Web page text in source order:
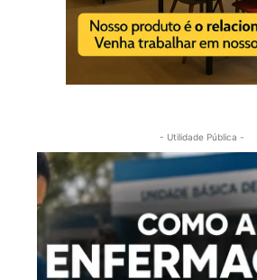
- Utilidade Pública -